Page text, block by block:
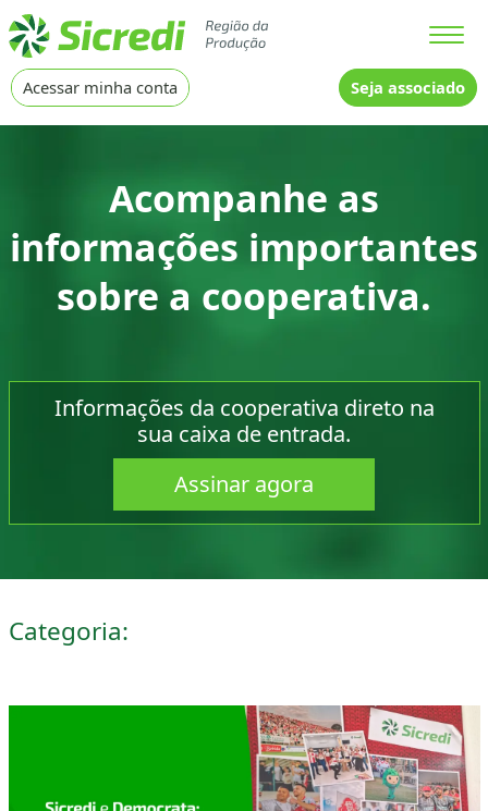
Acessar minha conta Seja associado
Acompanhe as
informações importantes
sobre a cooperativa.
Informações da cooperativa direto na
sua caixa de entrada.
Assinar agora
Categoria:
Cidade